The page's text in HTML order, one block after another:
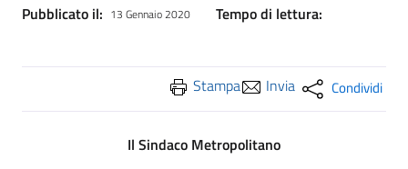
Pubblicato il: 13 Gennaio 2020 Tempo di lettura:
Stampa Invia Condividi
Il Sindaco Metropolitano